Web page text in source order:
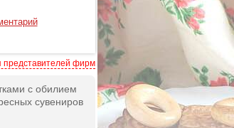
фирм
с обилием
сувениров